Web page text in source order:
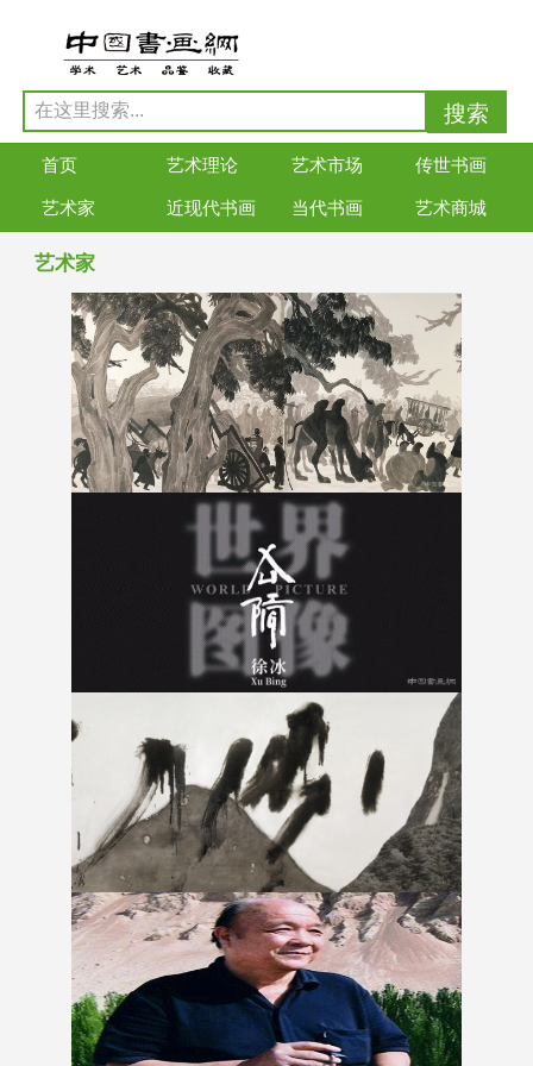
首页 艺术理论 艺术市场 传世书画
艺术家 近现代书画 当代书画 艺术商城
艺术家